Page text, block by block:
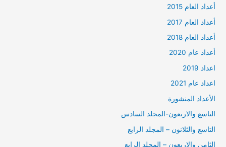
أعداد العام 2015
أعداد العام 2017
أعداد العام 2018
أعداد عام 2020
اعداد 2019
اعداد عام 2021
الأعداد المنشورة
التاسع والاربعون-المجلد السادس
التاسع والثلانون – المجلد الرابع
الثامن والاربعون – المجلد الرابع